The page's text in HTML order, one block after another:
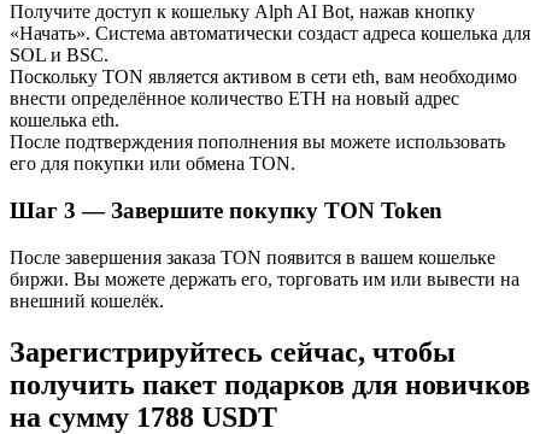
Bitrue Партнеры
Партнеры Bitrue
До 65% комиссии!
Получите доступ к кошельку Alph AI Bot, нажав кнопку
«Начать». Система автоматически создаст адреса кошелька для
SOL и BSC.
Поскольку TON является активом в сети eth, вам необходимо
внести определённое количество ETH на новый адрес
кошелька eth.
После подтверждения пополнения вы можете использовать
его для покупки или обмена TON.
Шаг 3 —Завершите покупку TON Token
После завершения заказа TON появится в вашем кошельке
биржи. Вы можете держать его, торговать им или вывести на
внешний кошелёк.
Зарегистрируйтесь сейчас, чтобы
получить пакет подарков для новичков
на сумму 1788 USDT